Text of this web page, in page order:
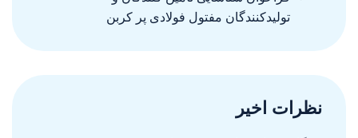
توليدكنندگان مفتول فولادى پر كربن
نظرات اخیر